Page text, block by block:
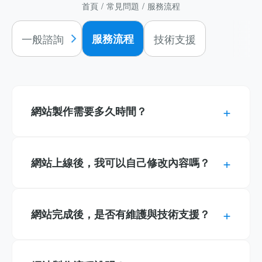
首頁 常見問題 服務流程
一般諮詢 服務流程 技術支援
網站製作需要多久時間？ +
一般企業形象網站製作週期約為 4~6 週。實際時
以上。在需求明確、資料齊全的情況下，可評估
加快製作時程。
網站上線後，我可以自己修改內容嗎？ +
沒問題！我們會為您建置專屬的後台管理系統
司資訊，無需具備程式背景，也不需要每次修改
網站完成後，是否有維護與技術支援？ +